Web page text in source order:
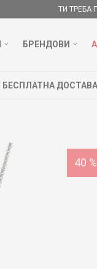
ТИ ТРЕБА
БРЕНДОВИ
БЕСПЛАТНА ДОСТАВА
40 %